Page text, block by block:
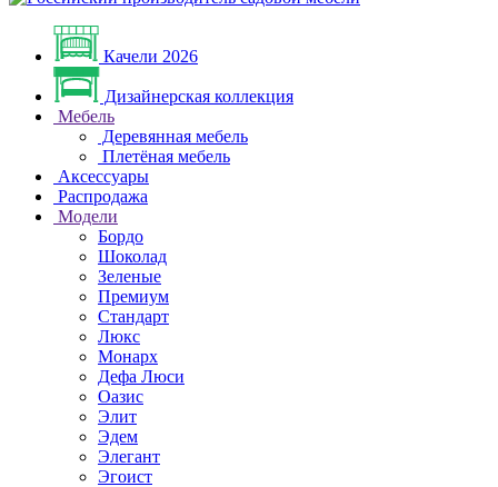
Качели 2026
Дизайнерская коллекция
Мебель
Деревянная мебель
Плетёная мебель
Аксессуары
Распродажа
Модели
Бордо
Шоколад
Зеленые
Премиум
Стандарт
Люкс
Монарх
Дефа Люси
Оазис
Элит
Эдем
Элегант
Эгоист